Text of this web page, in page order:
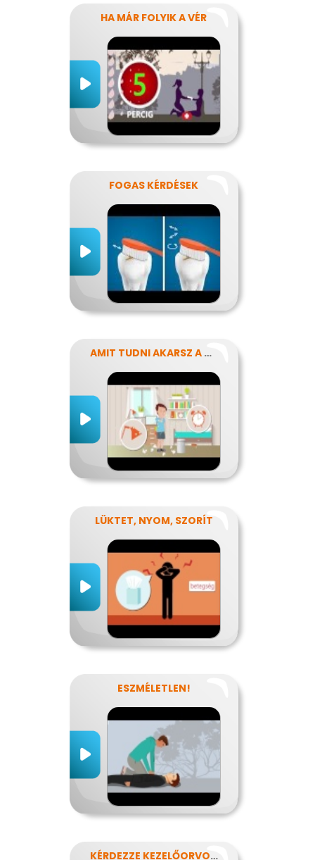
HA MÁR FOLYIK A VÉR
FOGAS KÉRDÉSEK
AMIT TUDNI AKARSZ A NÁTHÁRÓL
LÜKTET, NYOM, SZORÍT
ESZMÉLETLEN!
KÉRDEZZE KEZELŐORVOSÁT?